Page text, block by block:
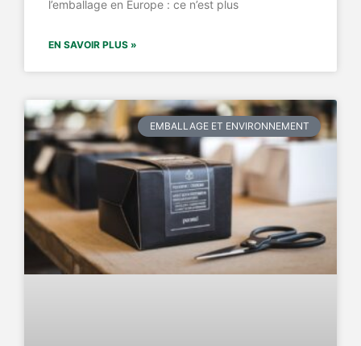
l’emballage en Europe : ce n’est plus
EN SAVOIR PLUS »
EMBALLAGE ET ENVIRONNEMENT